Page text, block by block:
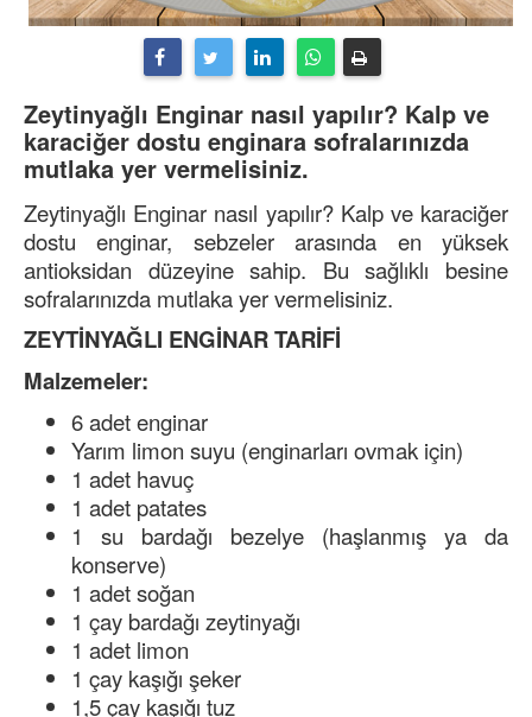
Zeytinyağlı Enginar nasıl yapılır? Kalp ve
karaciğer dostu enginara sofralarınızda
mutlaka yer vermelisiniz.
Zeytinyağlı Enginar nasıl yapılır? Kalp ve karaciğer
dostu enginar, sebzeler arasında en yüksek
antioksidan düzeyine sahip. Bu sağlıklı besine
sofralarınızda mutlaka yer vermelisiniz.
ZEYTİNYAĞLI ENGİNAR TARİFİ
Malzemeler:
6 adet enginar
Yarım limon suyu (enginarları ovmak için)
1 adet havuç
1 adet patates
1 su bardağı bezelye (haşlanmış ya da
konserve)
1 adet soğan
1 çay bardağı zeytinyağı
1 adet limon
1 çay kaşığı şeker
1,5 çay kaşığı tuz